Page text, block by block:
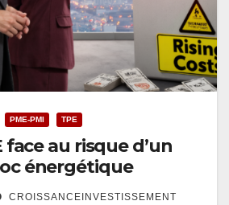
PME-PMI TPE
face au risque d’un
énergétique
CROISSANCEINVESTISSEMENT